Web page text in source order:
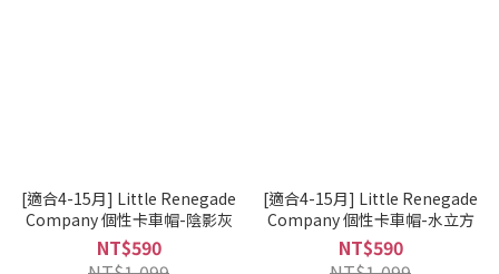
[適合4-15月] Little Renegade
Company 個性卡車帽-陰影灰
NT$590
[適合4-15月] Little Renegade
Company 個性卡車帽-水立方
NT$590